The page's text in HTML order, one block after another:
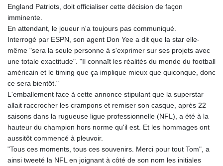
England Patriots, doit officialiser cette décision de façon
imminente.
En attendant, le joueur n'a toujours pas communiqué.
Interrogé par ESPN, son agent Don Yee a dit que la star elle-
même "sera la seule personne à s'exprimer sur ses projets avec
une totale exactitude". "Il connaît les réalités du monde du football
américain et le timing que ça implique mieux que quiconque, donc
ce sera bientôt."
L'emballement face à cette annonce stipulant que la superstar
allait raccrocher les crampons et remiser son casque, après 22
saisons dans la rugueuse ligue professionnelle (NFL), a été à la
hauteur du champion hors norme qu'il est. Et les hommages ont
aussitôt commencé à pleuvoir.
"Tous ces moments, tous ces souvenirs. Merci pour tout Tom", a
ainsi tweeté la NFL en joignant à côté de son nom les initiales